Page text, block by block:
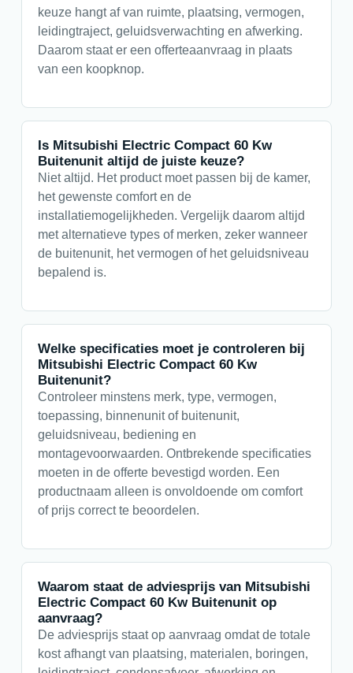
keuze hangt af van ruimte, plaatsing, vermogen,
leidingtraject, geluidsverwachting en afwerking.
Daarom staat er een offerteaanvraag in plaats
van een koopknop.
Is Mitsubishi Electric Compact 60 Kw
Buitenunit altijd de juiste keuze?
Niet altijd. Het product moet passen bij de kamer,
het gewenste comfort en de
installatiemogelijkheden. Vergelijk daarom altijd
met alternatieve types of merken, zeker wanneer
de buitenunit, het vermogen of het geluidsniveau
bepalend is.
Welke specificaties moet je controleren bij
Mitsubishi Electric Compact 60 Kw
Buitenunit?
Controleer minstens merk, type, vermogen,
toepassing, binnenunit of buitenunit,
geluidsniveau, bediening en
montagevoorwaarden. Ontbrekende specificaties
moeten in de offerte bevestigd worden. Een
productnaam alleen is onvoldoende om comfort
of prijs correct te beoordelen.
Waarom staat de adviesprijs van Mitsubishi
Electric Compact 60 Kw Buitenunit op
aanvraag?
De adviesprijs staat op aanvraag omdat de totale
kost afhangt van plaatsing, materialen, boringen,